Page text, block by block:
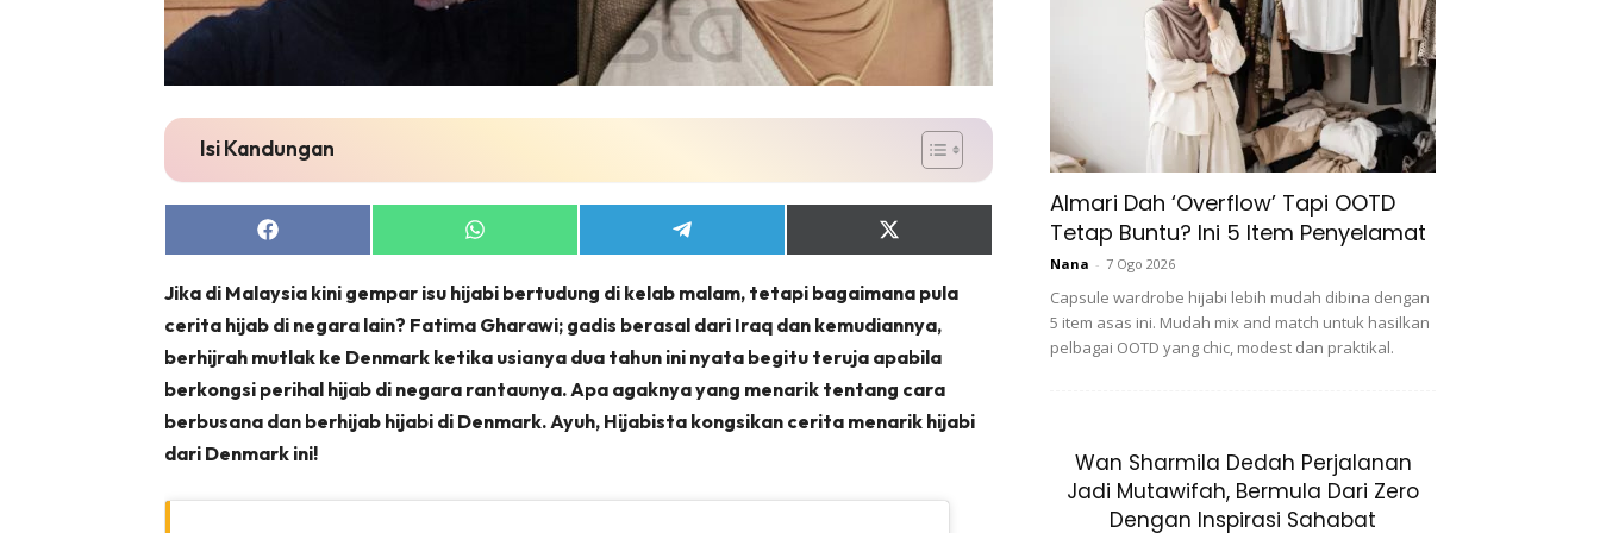
Isi Kandungan
Share
on
Share
on
Share
on
Share
on
(Twitter)
Jika di Malaysia kini gempar isu hijabi bertudung di kelab malam, tetapi bagaimana pula
cerita hijab di negara lain? Fatima Gharawi; gadis berasal dari Iraq dan kemudiannya,
berhijrah mutlak ke Denmark ketika usianya dua tahun ini nyata begitu teruja apabila
berkongsi perihal hijab di negara rantaunya. Apa agaknya yang menarik tentang cara
berbusana dan berhijab hijabi di Denmark. Ayuh, Hijabista kongsikan cerita menarik hijabi
dari Denmark ini!
Almari Dah ‘Overflow’ Tapi OOTD
Tetap Buntu? Ini 5 Item Penyelamat
Nana - 7 Ogo 2026
Capsule wardrobe hijabi lebih mudah dibina dengan
5 item asas ini. Mudah mix and match untuk hasilkan
pelbagai OOTD yang chic, modest dan praktikal.
Wan Sharmila Dedah Perjalanan
Jadi Mutawifah, Bermula Dari Zero
Dengan Inspirasi Sahabat